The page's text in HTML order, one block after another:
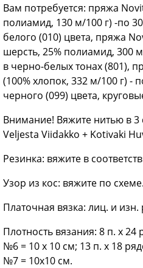
Вам потребуется: пряжа
полиамид, 130 м/100 г) -по
белого (010) цвета, пряжа
шерсть, 25% полиамид, 300
в черно-белых тонах (801),
(100% хлопок, 332 м/100 г) -
черного (099) цвета,
Внимание! Вяжите нитью в 3
Veljesta Viidakko + Kotivaki
Резинка: вяжите в
Узор из кос: вяжите по схеме.
Платочная вязка: лиц. и
Плотность вязания: 8 п. х 24
№6 = 10 х 10 см; 13 п. х 18
№7 = 10x10 см.